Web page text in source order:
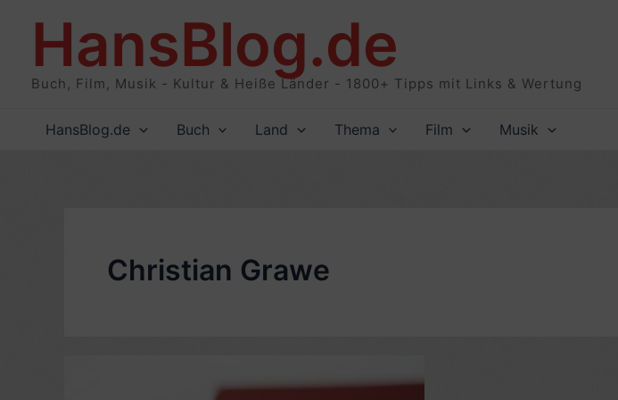
HansBlog.de
Buch, Film, Musik - Kultur & Heiße Länder - 1800+ Tipps mit Links & Wertung
HansBlog.de Buch Land Thema Film Musik
Christian Grawe